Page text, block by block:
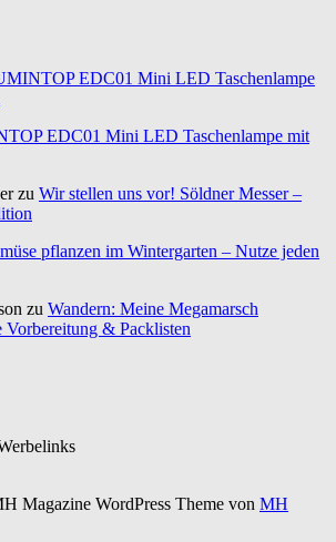
EDC01 Mini LED Taschenlampe
EDC01 Mini LED Taschenlampe mit
zu Wir stellen uns vor! Söldner Messer –
pflanzen im Wintergarten – Nutze jeden
zu Wandern: Meine Megamarsch
Vorbereitung & Packlisten
Magazine WordPress Theme von MH